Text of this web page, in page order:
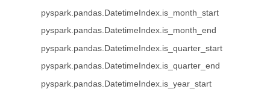
pyspark.pandas.DatetimeIndex.is_month_start
pyspark.pandas.DatetimeIndex.is_month_end
pyspark.pandas.DatetimeIndex.is_quarter_start
pyspark.pandas.DatetimeIndex.is_quarter_end
pyspark.pandas.DatetimeIndex.is_year_start